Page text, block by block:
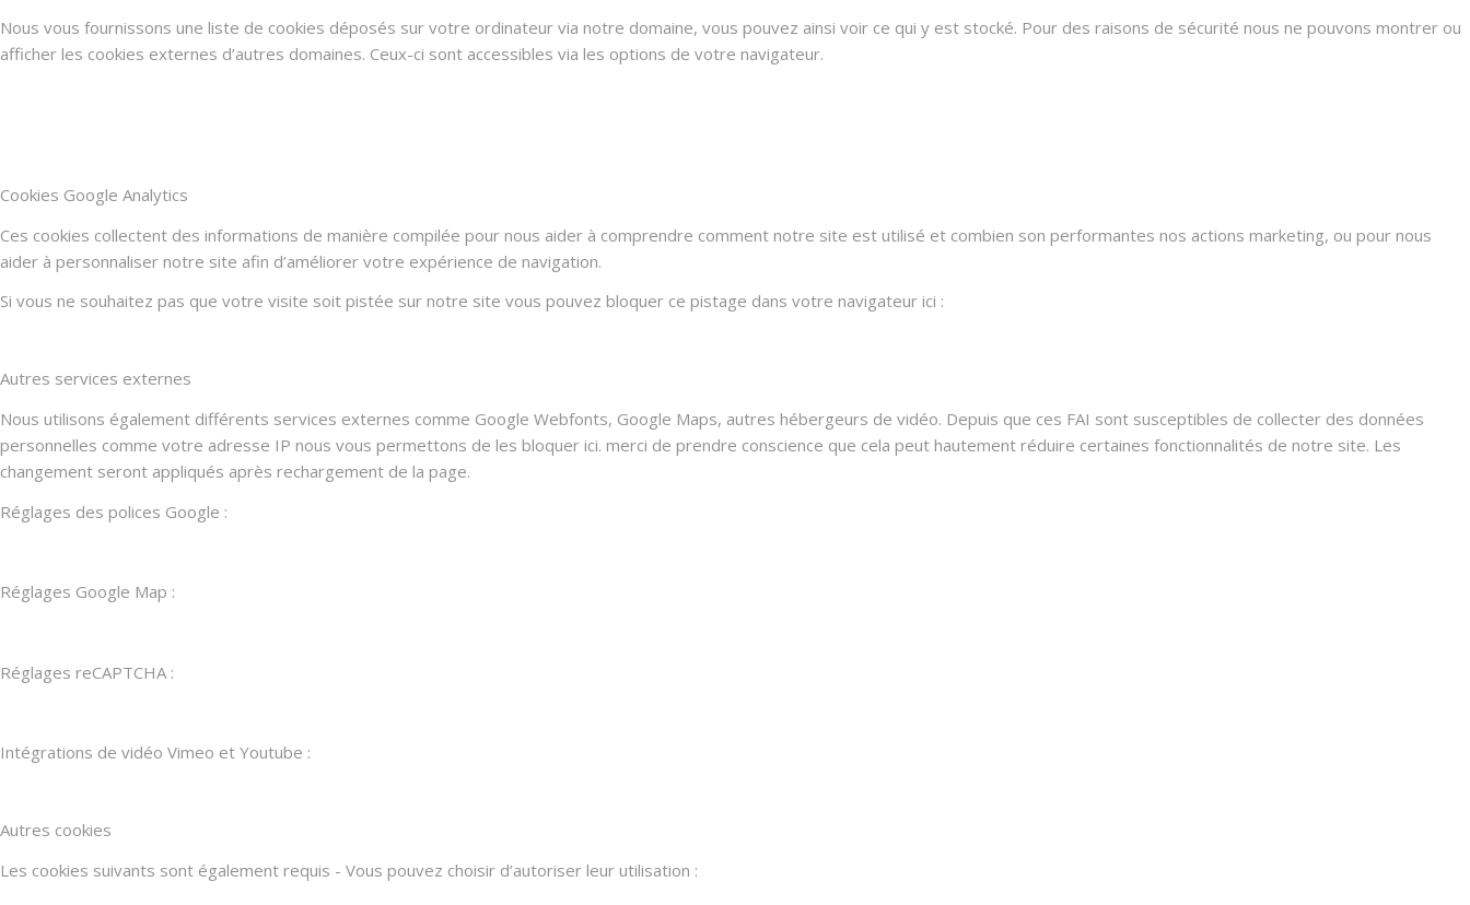
Nous vous fournissons une liste de cookies déposés sur votre ordinateur via notre domaine, vous pouvez ainsi voir ce qui y est stocké. Pour des raisons de sécurité nous ne pouvons montrer ou
afficher les cookies externes d’autres domaines. Ceux-ci sont accessibles via les options de votre navigateur.
Cookies Google Analytics
Ces cookies collectent des informations de manière compilée pour nous aider à comprendre comment notre site est utilisé et combien son performantes nos actions marketing, ou pour nous
aider à personnaliser notre site afin d’améliorer votre expérience de navigation.
Si vous ne souhaitez pas que votre visite soit pistée sur notre site vous pouvez bloquer ce pistage dans votre navigateur ici :
Autres services externes
Nous utilisons également différents services externes comme Google Webfonts, Google Maps, autres hébergeurs de vidéo. Depuis que ces FAI sont susceptibles de collecter des données
personnelles comme votre adresse IP nous vous permettons de les bloquer ici. merci de prendre conscience que cela peut hautement réduire certaines fonctionnalités de notre site. Les
changement seront appliqués après rechargement de la page.
Réglages des polices Google :
Réglages Google Map :
Réglages reCAPTCHA :
Intégrations de vidéo Vimeo et Youtube :
Autres cookies
Les cookies suivants sont également requis - Vous pouvez choisir d’autoriser leur utilisation :